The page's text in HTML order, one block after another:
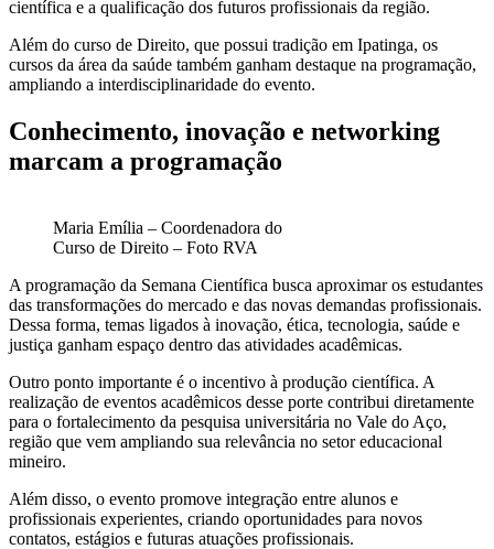
científica e a qualificação dos futuros profissionais da região.
Além do curso de Direito, que possui tradição em Ipatinga, os
cursos da área da saúde também ganham destaque na programação,
ampliando a interdisciplinaridade do evento.
Conhecimento, inovação e networking
marcam a programação
Maria Emília – Coordenadora do
Curso de Direito – Foto RVA
A programação da Semana Científica busca aproximar os estudantes
das transformações do mercado e das novas demandas profissionais.
Dessa forma, temas ligados à inovação, ética, tecnologia, saúde e
justiça ganham espaço dentro das atividades acadêmicas.
Outro ponto importante é o incentivo à produção científica. A
realização de eventos acadêmicos desse porte contribui diretamente
para o fortalecimento da pesquisa universitária no Vale do Aço,
região que vem ampliando sua relevância no setor educacional
mineiro.
Além disso, o evento promove integração entre alunos e
profissionais experientes, criando oportunidades para novos
contatos, estágios e futuras atuações profissionais.